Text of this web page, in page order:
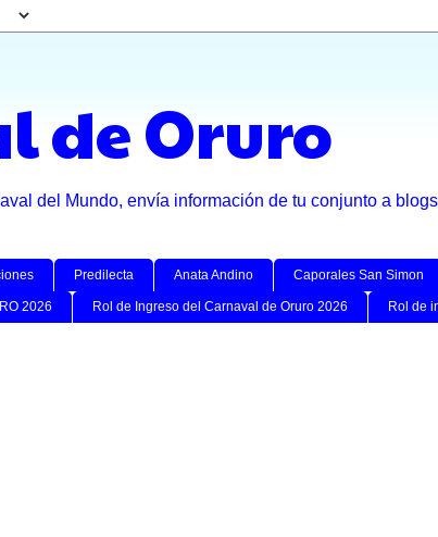
de Oruro
del Mundo, envía información de tu conjunto a
Predilecta Anata Andino Caporales San Simon
2026 Rol de Ingreso del Carnaval de Oruro 2026 Rol de